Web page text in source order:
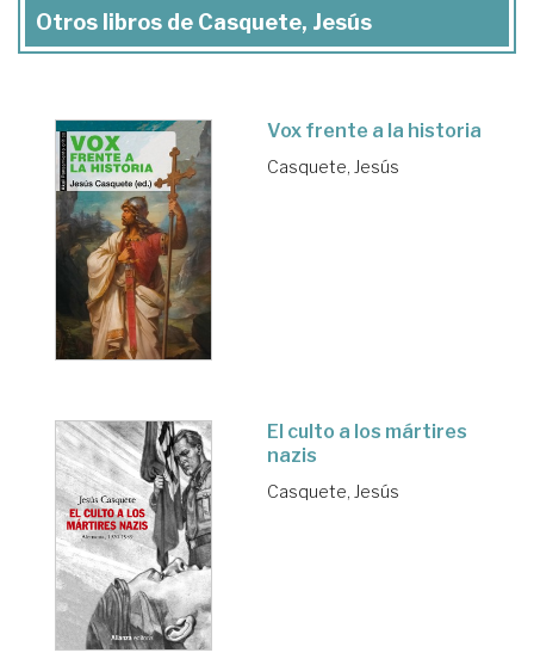
Otros libros de Casquete, Jesús
Vox frente a la historia
Casquete, Jesús
El culto a los mártires
nazis
Casquete, Jesús